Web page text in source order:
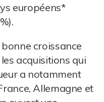
européens*
croissance
acquisitions qui
a notamment
Allemagne et